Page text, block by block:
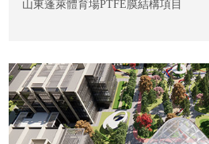
山東蓬萊體育場PTFE膜結構項目